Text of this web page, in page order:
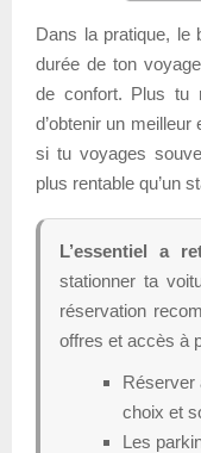
Dans la pratique, le
durée de ton
de confort. Plus tu
d’obtenir un
si tu voyages
plus rentable qu’un
L’essentiel a
stationner ta
réservation
offres et accès à
Réserver
choix et
Les